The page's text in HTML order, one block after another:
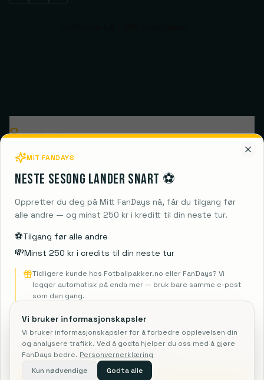
Ligakamper
Populære klubber
Destinasjoner
Guides
FanDays ApS
Rosendal 1C, 2860 Søborg
CVR: 41967218
Rejsegarantifonden: 3350
MIT FANDAYS
Neste sesong lander snart ⚽️
Oppretter du deg på Mitt FanDays nå, får du tilgang før
alle andre — og minst 250 kr i kreditt til din neste tur.
⚽️Tilgang før alle andre
💸Minst 250 kr i credits til din neste tur
Tidligere kunde hos Fotballpakker.no eller FanDays? Vi
legger automatisk på enda mer — bruk bare samme e-post
som den gang.
Vi bruker informasjonskapsler
Vi bruker informasjonskapsler for å forbedre opplevelsen din
og analysere trafikk. Ved å godta hjelper du oss med å gjøre
FanDays bedre. Personvernerklæring
Kun nødvendige
Godta alle